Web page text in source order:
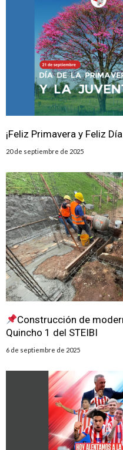
¡Feliz Primavera y Feliz
20 de septiembre de 2025
Construcción de
Quincho 1 del STEIBI
6 de septiembre de 2025